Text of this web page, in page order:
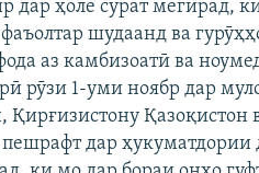
дар ҳоле сурат мегирад,
шудаанд ва
аз камбизоатӣ ва
рӯзи 1-уми ноябр дар
Қирғизистону
дар